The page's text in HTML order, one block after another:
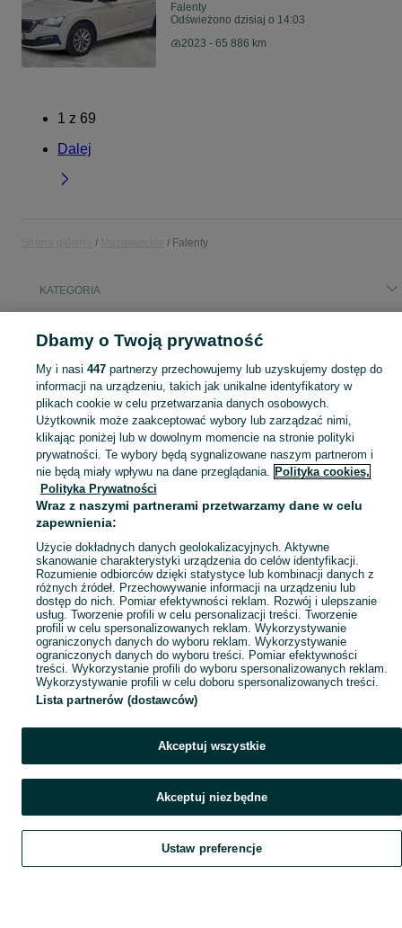
Falenty
Odświeżono dzisiaj o 14:03
2023 - 65 886 km
1 z 69
Dalej
Falenty
KATEGORIA
Popularne wyszukiwania
na sprzedaż
Skorzystaj z największego serwisu ogłoszeniowego - Falenty i okolice! Kupuj to, czego pragniesz i sprzedawaj to, czego już nie potrzebujesz! Zobacz
Mapa kategorii
Mapa miejscowości
Szukaj Obserwujesz Dodaj Czat Konto
Dbamy o Twoją prywatność
My i nasi 447partnerzy przechowujemy lub uzyskujemy dostęp do
informacji na urządzeniu, takich jak unikalne identyfikatory w
plikach cookie w celu przetwarzania danych osobowych.
Użytkownik może zaakceptować wybory lub zarządzać nimi,
klikając poniżej lub w dowolnym momencie na stronie polityki
prywatności. Te wybory będą sygnalizowane naszym partnerom i
nie będą miały wpływu na dane przeglądania. Polityka cookies,
Polityka Prywatności
Wraz z naszymi partnerami przetwarzamy dane w celu
zapewnienia:
Użycie dokładnych danych geolokalizacyjnych. Aktywne
skanowanie charakterystyki urządzenia do celów identyfikacji.
Rozumienie odbiorców dzięki statystyce lub kombinacji danych z
różnych źródeł. Przechowywanie informacji na urządzeniu lub
dostęp do nich. Pomiar efektywności reklam. Rozwój i ulepszanie
usług. Tworzenie profili w celu personalizacji treści. Tworzenie
profili w celu spersonalizowanych reklam. Wykorzystywanie
ograniczonych danych do wyboru reklam. Wykorzystywanie
ograniczonych danych do wyboru treści. Pomiar efektywności
treści. Wykorzystanie profili do wyboru spersonalizowanych reklam.
Wykorzystywanie profili w celu doboru spersonalizowanych treści.
Lista partnerów (dostawców)
Akceptuj wszystkie
Akceptuj niezbędne
Ustaw preferencje